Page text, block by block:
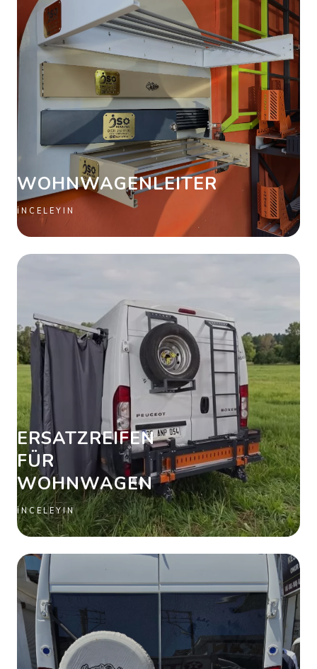
WOHNWAGENLEITER
İNCELEYIN
ERSATZREIFEN
FÜR
WOHNWAGEN
İNCELEYIN